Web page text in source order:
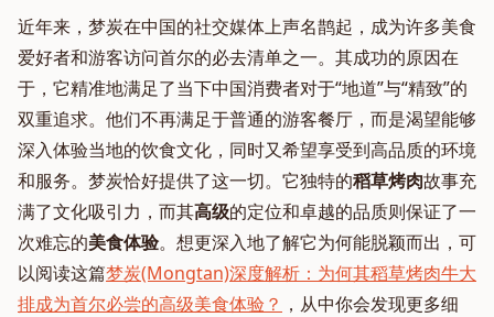
近年来，梦炭在中国的社交媒体上声名鹊起，成为许多美食
爱好者和游客访问首尔的必去清单之一。其成功的原因在
于，它精准地满足了当下中国消费者对于“地道”与“精致”的
双重追求。他们不再满足于普通的游客餐厅，而是渴望能够
深入体验当地的饮食文化，同时又希望享受到高品质的环境
和服务。梦炭恰好提供了这一切。它独特的稻草烤肉故事充
满了文化吸引力，而其高级的定位和卓越的品质则保证了一
次难忘的美食体验。想更深入地了解它为何能脱颖而出，可
以阅读这篇梦炭(Mongtan)深度解析：为何其稻草烤肉牛大
排成为首尔必尝的高级美食体验？ ，从中你会发现更多细